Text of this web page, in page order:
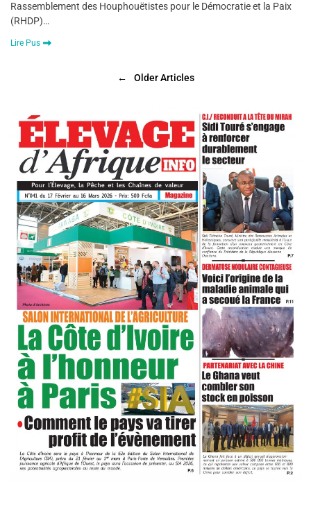
Rassemblement des Houphouëtistes pour le Démocratie et la Paix
(RHDP)…
Lire Pus
← Older Articles